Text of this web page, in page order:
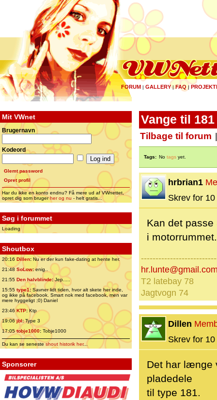
FORUM | GALLERY|FAQ |
Mit VWnet
Brugernavn
Kodeord
Glemt password
Opret profil
Har du ikke en konto endnu? Få mere ud af VWnettet,
opret dig som brugerher og nu - helt gratis...
Søg i forummet
Loading
Shoutbox
20:16 Dillen: Nu er der kun fake-dating at hente her.
21:48 SoLow:enig..
21:55 Den halvblinde:Jep.....
15:55 type1:Savner lidt tiden, hvor alt skete her inde,
og ikke på facebook. Smart nok med facebook, men var
mere hyggeligt ;0) Daniel
23:46 KTP:Ktp
19:06jbl:Type 3
17:05tobje1000: Tobje1000
Du kan se senesteshout historik her...
Sponsorer
Vange til 181
Tilbage til forum
Tags: No tags yet.
hrbrian1
Skrev for
Kan det
i
T2 latebay 78
Jagtvogn 74
Dillen
Skrev for
Det har længe
pladedele
til type 181.